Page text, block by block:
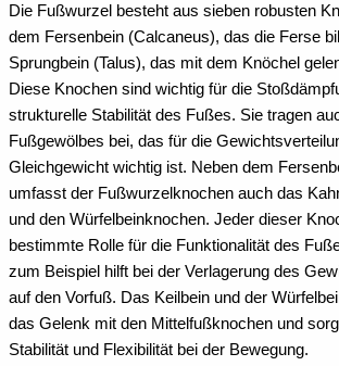
Die Fußwurzel besteht aus sieben robusten
dem Fersenbein (Calcaneus), das die Ferse
Sprungbein (Talus), das mit dem Knöchel
Diese Knochen sind wichtig für die
strukturelle Stabilität des Fußes. Sie tragen
Fußgewölbes bei, das für die
Gleichgewicht wichtig ist. Neben dem
umfasst der Fußwurzelknochen auch das
und den Würfelbeinknochen. Jeder dieser
bestimmte Rolle für die Funktionalität des
zum Beispiel hilft bei der Verlagerung des
auf den Vorfuß. Das Keilbein und der
das Gelenk mit den Mittelfußknochen und
Stabilität und Flexibilität bei der Bewegung.